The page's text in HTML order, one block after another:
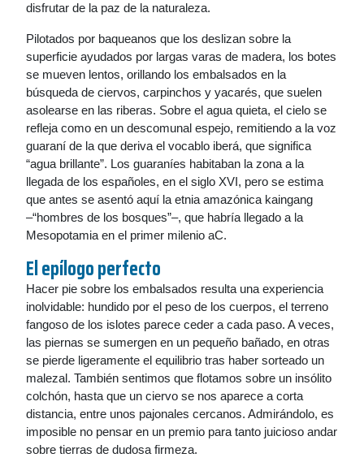
disfrutar de la paz de la naturaleza.
Pilotados por baqueanos que los deslizan sobre la
superficie ayudados por largas varas de madera, los botes
se mueven lentos, orillando los embalsados en la
búsqueda de ciervos, carpinchos y yacarés, que suelen
asolearse en las riberas. Sobre el agua quieta, el cielo se
refleja como en un descomunal espejo, remitiendo a la voz
guaraní de la que deriva el vocablo iberá, que significa
“agua brillante”. Los guaraníes habitaban la zona a la
llegada de los españoles, en el siglo XVI, pero se estima
que antes se asentó aquí la etnia amazónica kaingang
–“hombres de los bosques”–, que habría llegado a la
Mesopotamia en el primer milenio aC.
El epílogo perfecto
Hacer pie sobre los embalsados resulta una experiencia
inolvidable: hundido por el peso de los cuerpos, el terreno
fangoso de los islotes parece ceder a cada paso. A veces,
las piernas se sumergen en un pequeño bañado, en otras
se pierde ligeramente el equilibrio tras haber sorteado un
malezal. También sentimos que flotamos sobre un insólito
colchón, hasta que un ciervo se nos aparece a corta
distancia, entre unos pajonales cercanos. Admirándolo, es
imposible no pensar en un premio para tanto juicioso andar
sobre tierras de dudosa firmeza.